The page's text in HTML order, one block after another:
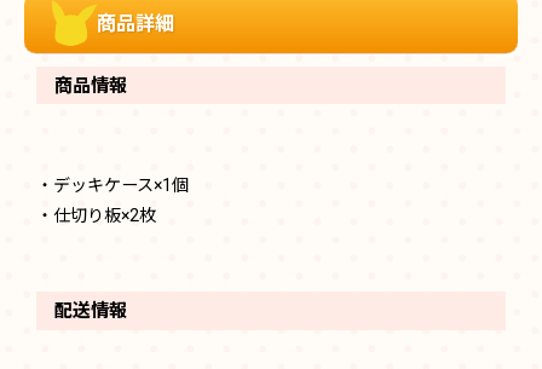
商品詳細
商品情報
・デッキケース×1個
・仕切り板×2枚
配送情報